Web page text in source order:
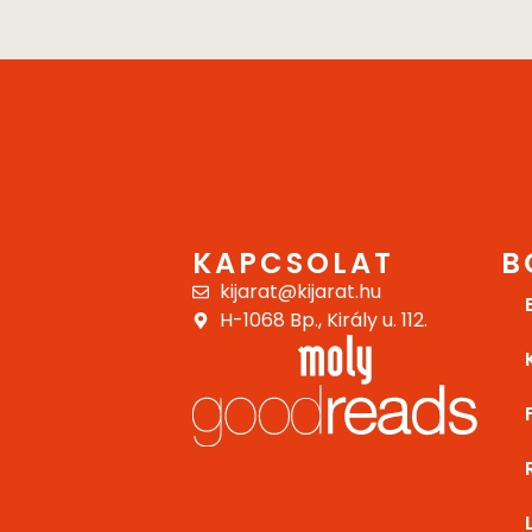
KAPCSOLAT
kijarat@kijarat.hu
H-1068 Bp., Király u. 112.